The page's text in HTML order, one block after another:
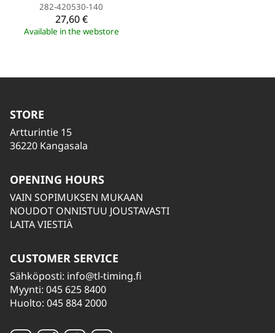
282-420530-140
27,60 €
Available in the webstore
STORE
Artturintie 15
36220 Kangasala
OPENING HOURS
VAIN SOPIMUKSEN MUKAAN
NOUDOT ONNISTUU JOUSTAVASTI
LAITA VIESTIÄ
CUSTOMER SERVICE
Sähköposti: info@tl-timing.fi
Myynti: 045 625 8400
Huolto: 045 884 2000